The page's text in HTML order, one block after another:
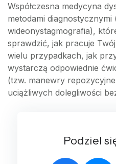
Współczesna medycyna
metodami
wideonystagmografia),
sprawdzić, jak pracuje
wielu przypadkach, jak
wystarczą odpowiednie
(tzw. manewry
uciążliwych dolegliwości
Podziel